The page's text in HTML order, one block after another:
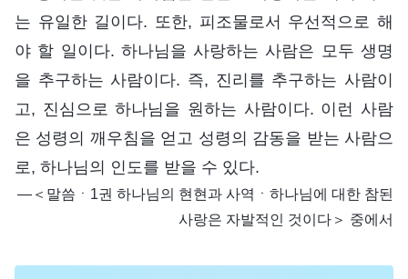
는 유일한 길이다. 또한, 피조물로서 우선적으로 해
야 할 일이다. 하나님을 사랑하는 사람은 모두 생명
을 추구하는 사람이다. 즉, 진리를 추구하는 사람이
고, 진심으로 하나님을 원하는 사람이다. 이런 사람
은 성령의 깨우침을 얻고 성령의 감동을 받는 사람으
로, 하나님의 인도를 받을 수 있다.
―＜말씀ㆍ1권 하나님의 현현과 사역ㆍ하나님에 대한 참된
사랑은 자발적인 것이다＞ 중에서